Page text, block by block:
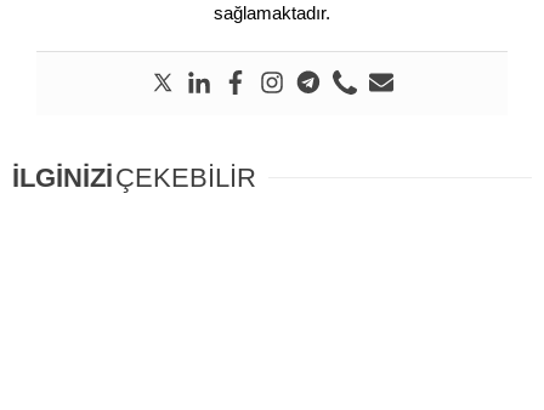
sağlamaktadır.
İLGİNİZİÇEKEBİLİR